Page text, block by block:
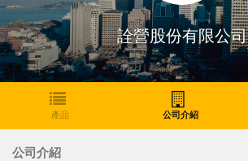
詮營股份有限公司
產品 公司介紹
公司介紹